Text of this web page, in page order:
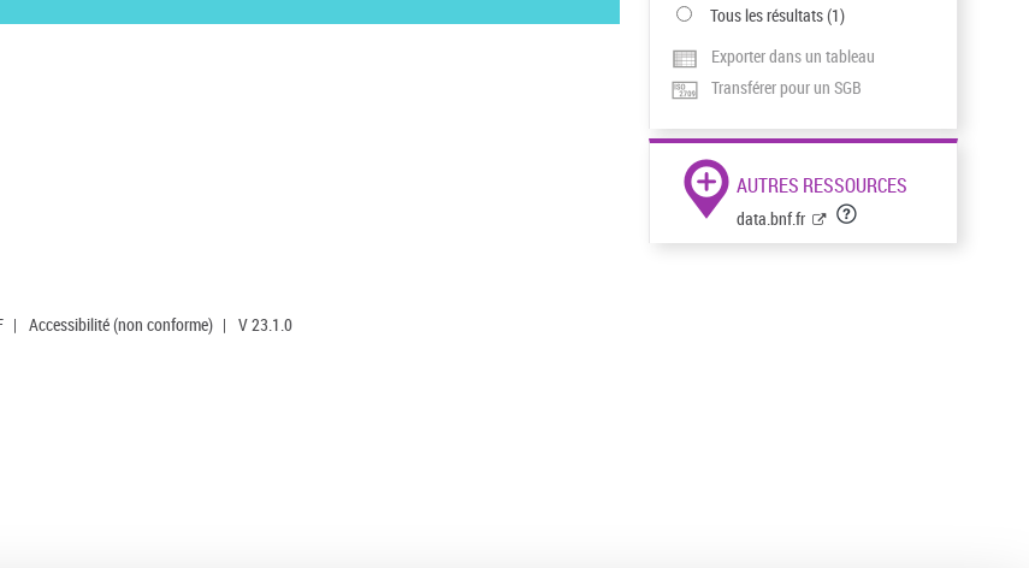
Tous les résultats(1)
Exporter dans un tableau
Transférer pour un SGB
AUTRES RESSOURCES
data.bnf.fr
| Accessibilité (non conforme) | V 23.1.0